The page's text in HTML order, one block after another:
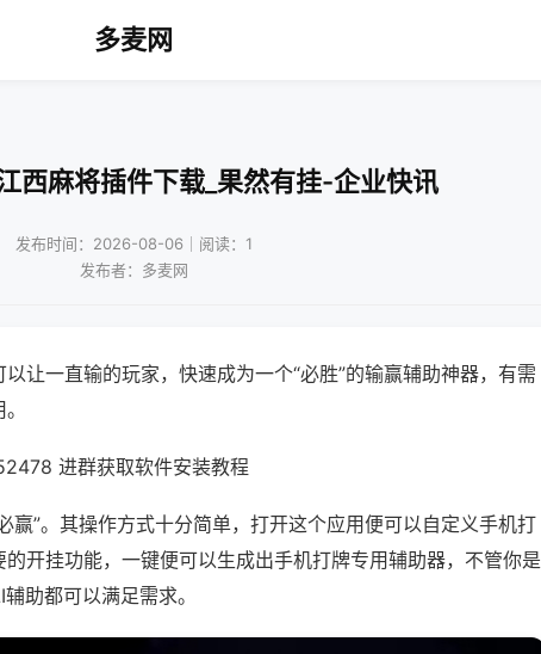
多麦网
西麻将插件下载_果然有挂-企业快讯
发布时间：2026-08-06｜阅读：1
发布者：多麦网
让一直输的玩家，快速成为一个“必胜”的输赢辅助神器，有需
进群获取软件安装教程
赢”。其操作方式十分简单，打开这个应用便可以自定义手机打
开挂功能，一键便可以生成出手机打牌专用辅助器，不管你是
助都可以满足需求。